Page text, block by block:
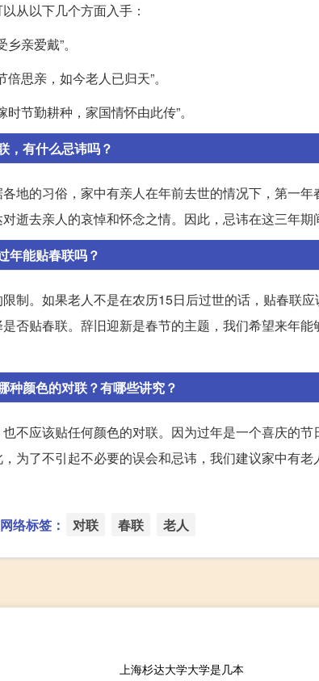
从以下几个方面入手：
亲爱戴”。
思亲，如今老人已归天”。
节勤耕种，家国情怀由此传”。
，有什么忌讳吗？
地的习俗，家中有亲人在年前去世的情况下，第一
逝去亲人的哀悼和怀念之情。因此，忌讳在这三年期
年能贴春联吗？
制。如果老人不是在农历15日后过世的话，贴春联
否贴春联。辞旧迎新是春节的主题，我们希望来年
种颜色的对联？有哪些讲究？
不应该贴任何颜色的对联。因为过年是一个喜庆的
为了不引起不必要的误会和忌讳，我们建议家中有
网络标签： 对联 春联 老人
上海杉达大学大学是几本